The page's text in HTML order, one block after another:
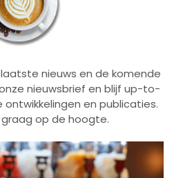
nieuws en de komende
nieuwsbrief en blijf up-to-
en publicaties.
op de hoogte.